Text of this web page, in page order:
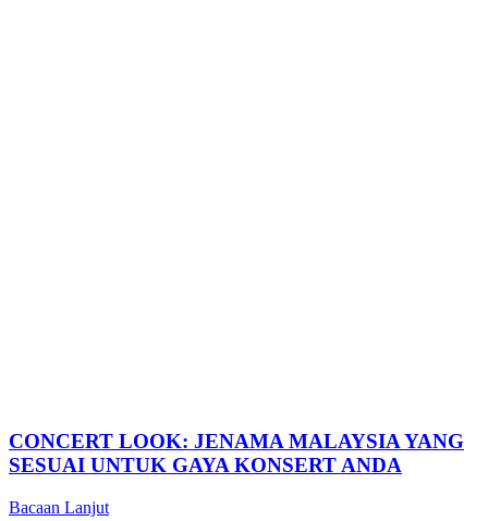
CONCERT LOOK: JENAMA MALAYSIA YANG
SESUAI UNTUK GAYA KONSERT ANDA
Bacaan Lanjut